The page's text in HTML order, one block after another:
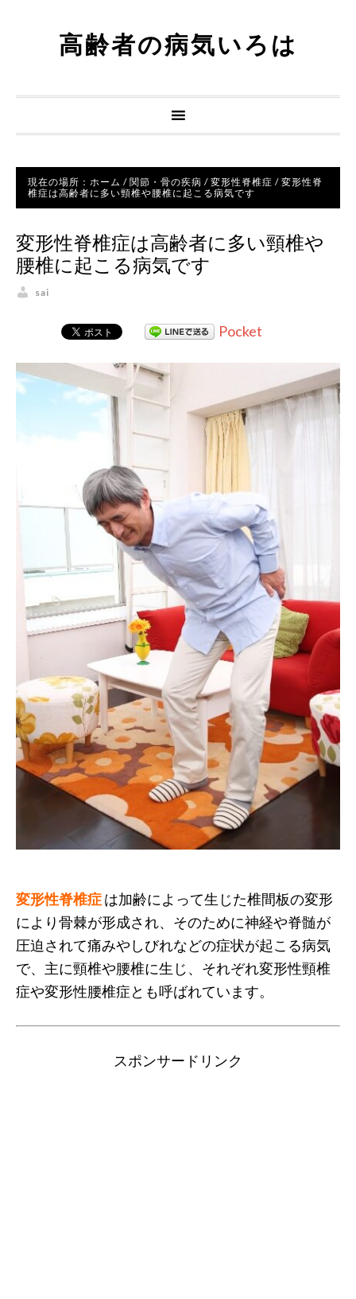
高齢者の病気いろは
現在の場所： ホーム / 関節・骨の疾病 / 変形性脊椎症 / 変形性脊
椎症は高齢者に多い頸椎や腰椎に起こる病気です
変形性脊椎症は高齢者に多い頸椎や
腰椎に起こる病気です
sai
Pocket
変形性脊椎症は加齢によって生じた椎間板の変形
により骨棘が形成され、そのために神経や脊髄が
圧迫されて痛みやしびれなどの症状が起こる病気
で、主に頸椎や腰椎に生じ、それぞれ変形性頸椎
症や変形性腰椎症とも呼ばれています。
スポンサードリンク